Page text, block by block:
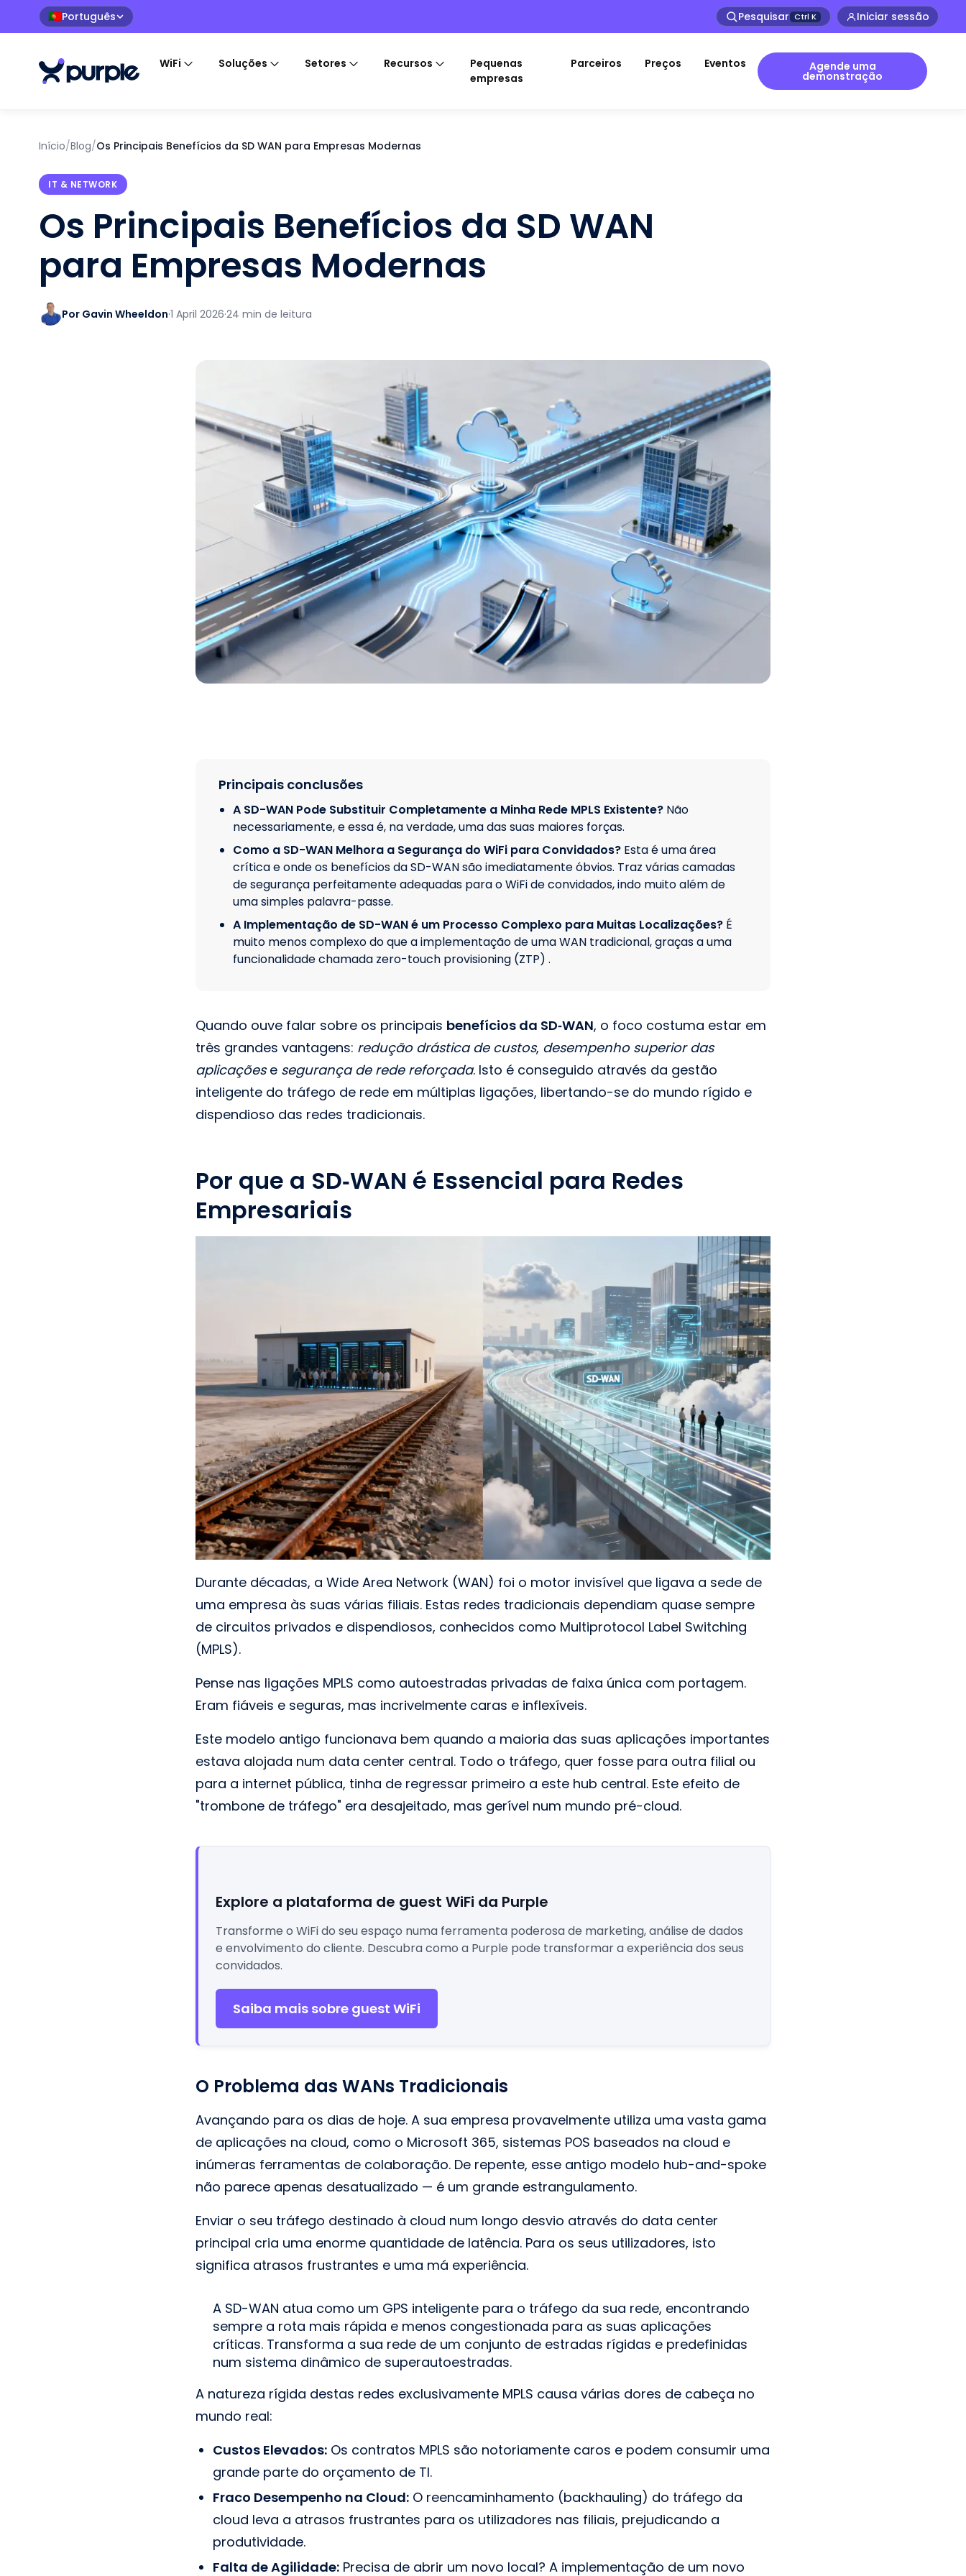
🇵🇹Português Pesquisar Ctrl K Iniciar sessão
WiFi Soluções Setores Recursos
Pequenas
empresas
Parceiros Preços Eventos Agende uma
demonstração
Início/Blog/Os Principais Benefícios da SD WAN para Empresas Modernas
IT & NETWORK
Os Principais Benefícios da SD WAN
para Empresas Modernas
Por Gavin Wheeldon·1 April 2026·24 min de leitura
Principais conclusões
A SD-WAN Pode Substituir Completamente a Minha Rede MPLS Existente? Não
necessariamente, e essa é, na verdade, uma das suas maiores forças.
Como a SD-WAN Melhora a Segurança do WiFi para Convidados? Esta é uma área
crítica e onde os benefícios da SD-WAN são imediatamente óbvios. Traz várias camadas
de segurança perfeitamente adequadas para o WiFi de convidados, indo muito além de
uma simples palavra-passe.
A Implementação de SD-WAN é um Processo Complexo para Muitas Localizações? É
muito menos complexo do que a implementação de uma WAN tradicional, graças a uma
funcionalidade chamada zero-touch provisioning (ZTP) .
Quando ouve falar sobre os principais benefícios da SD‑WAN, o foco costuma estar em
três grandes vantagens: redução drástica de custos, desempenho superior das
aplicaçõese segurança de rede reforçada. Isto é conseguido através da gestão
inteligente do tráfego de rede em múltiplas ligações, libertando-se do mundo rígido e
dispendioso das redes tradicionais.
Por que a SD‑WAN é Essencial para Redes
Empresariais
Durante décadas, a Wide Area Network (WAN) foi o motor invisível que ligava a sede de
uma empresa às suas várias filiais. Estas redes tradicionais dependiam quase sempre
de circuitos privados e dispendiosos, conhecidos como Multiprotocol Label Switching
(MPLS).
Pense nas ligações MPLS como autoestradas privadas de faixa única com portagem.
Eram fiáveis e seguras, mas incrivelmente caras e inflexíveis.
Este modelo antigo funcionava bem quando a maioria das suas aplicações importantes
estava alojada num data center central. Todo o tráfego, quer fosse para outra filial ou
para a internet pública, tinha de regressar primeiro a este hub central. Este efeito de
"trombone de tráfego" era desajeitado, mas gerível num mundo pré-cloud.
Explore a plataforma de guest WiFi da Purple
Transforme o WiFi do seu espaço numa ferramenta poderosa de marketing, análise de dados
e envolvimento do cliente. Descubra como a Purple pode transformar a experiência dos seus
convidados.
Saiba mais sobre guest WiFi
O Problema das WANs Tradicionais
Avançando para os dias de hoje. A sua empresa provavelmente utiliza uma vasta gama
de aplicações na cloud, como o Microsoft 365, sistemas POS baseados na cloud e
inúmeras ferramentas de colaboração. De repente, esse antigo modelo hub-and-spoke
não parece apenas desatualizado — é um grande estrangulamento.
Enviar o seu tráfego destinado à cloud num longo desvio através do data center
principal cria uma enorme quantidade de latência. Para os seus utilizadores, isto
significa atrasos frustrantes e uma má experiência.
A SD-WAN atua como um GPS inteligente para o tráfego da sua rede, encontrando
sempre a rota mais rápida e menos congestionada para as suas aplicações
críticas. Transforma a sua rede de um conjunto de estradas rígidas e predefinidas
num sistema dinâmico de superautoestradas.
A natureza rígida destas redes exclusivamente MPLS causa várias dores de cabeça no
mundo real:
Custos Elevados: Os contratos MPLS são notoriamente caros e podem consumir uma
grande parte do orçamento de TI.
Fraco Desempenho na Cloud: O reencaminhamento (backhauling) do tráfego da
cloud leva a atrasos frustrantes para os utilizadores nas filiais, prejudicando a
produtividade.
Falta de Agilidade: Precisa de abrir um novo local? A implementação de um novo